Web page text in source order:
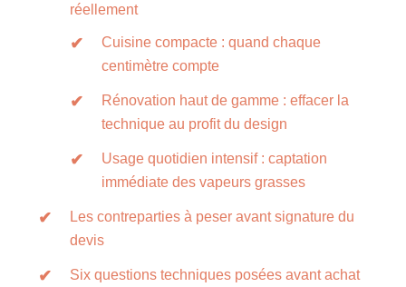
réellement
Cuisine compacte : quand chaque
centimètre compte
Rénovation haut de gamme : effacer la
technique au profit du design
Usage quotidien intensif : captation
immédiate des vapeurs grasses
Les contreparties à peser avant signature du
devis
Six questions techniques posées avant achat